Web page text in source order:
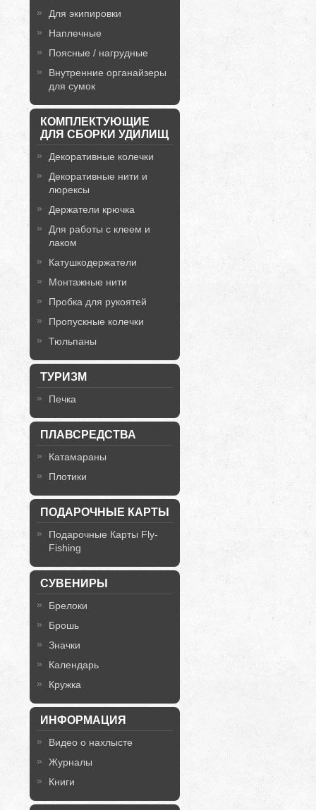
Для экипировки
Наплечные
Поясные / нагрудные
Внутренние органайзеры
для сумок
КОМПЛЕКТУЮЩИЕ
ДЛЯ СБОРКИ УДИЛИЩ
Декоративные колечки
Декоративные нити и
люрексы
Держатели крючка
Для работы с клеем и
лаком
Катушкодержатели
Монтажные нити
Пробка для рукоятей
Пропускные колечки
Тюльпаны
ТУРИЗМ
Печка
ПЛАВСРЕДСТВА
Катамараны
Плотики
ПОДАРОЧНЫЕ КАРТЫ
Подарочные Карты Fly-
Fishing
СУВЕНИРЫ
Брелоки
Брошь
Значки
Календарь
Кружка
ИНФОРМАЦИЯ
Видео о нахлысте
Журналы
Книги